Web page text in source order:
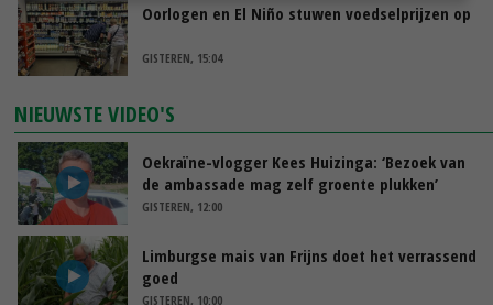
Oorlogen en El Niño stuwen voedselprijzen op
GISTEREN, 15:04
NIEUWSTE VIDEO'S
Oekraïne-vlogger Kees Huizinga: ‘Bezoek van
de ambassade mag zelf groente plukken’
GISTEREN, 12:00
Limburgse mais van Frijns doet het verrassend
goed
GISTEREN, 10:00